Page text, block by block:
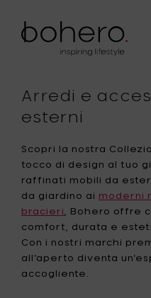
Arredi e
esterni
Scopri la nostra
tocco di design al tuo
raffinati mobili da
da giardino ai moderni
bracieri, Bohero offre
comfort, durata e
Con i nostri marchi
all’aperto diventa
accogliente.